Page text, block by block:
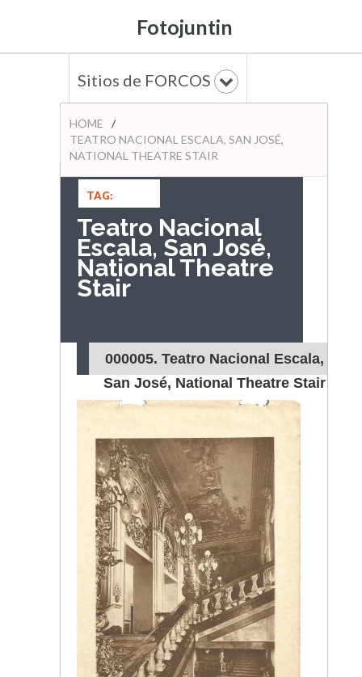
Fotojuntin
Sitios de FORCOS
HOME
/
TEATRO NACIONAL ESCALA, SAN JOSÉ,
NATIONAL THEATRE STAIR
TAG:
Teatro Nacional
Escala, San José,
National Theatre
Stair
000005. Teatro Nacional Escala,
San José, National Theatre Stair